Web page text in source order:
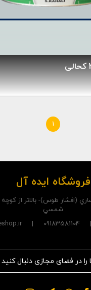
1
فروشگاه ایده آل
(افشار طوس)- بالاتر از
شمسي
را در فضای مجازی دنبال کنید